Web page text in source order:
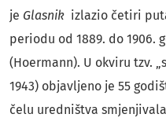
je Glasnik izlazio četiri
periodu od 1889. do 1906.
(Hoermann). U okviru tzv.
1943) objavljeno je 55
čelu uredništva